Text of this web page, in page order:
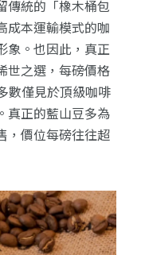
傳統的「橡木桶包
成本運輸模式的咖
象。也因此，真正
世之選，每磅價格
數僅見於頂級咖啡
真正的藍山豆多為
，價位每磅往往超